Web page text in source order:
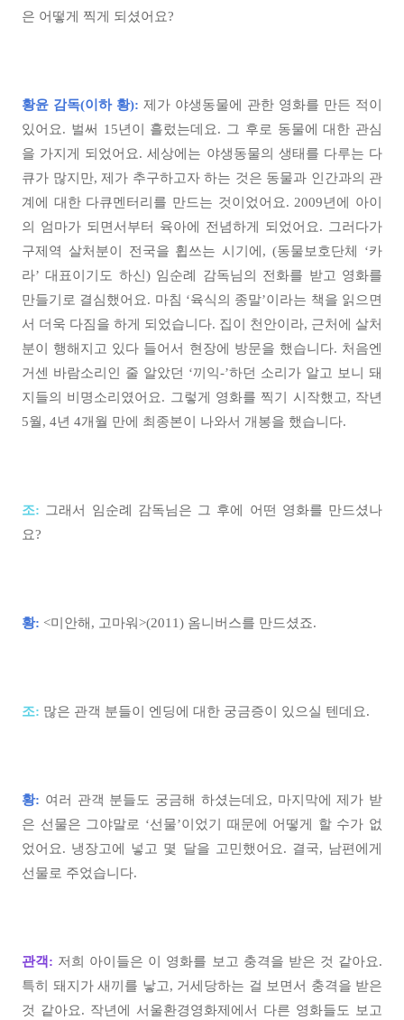
은 어떻게 찍게 되셨어요?
황윤 감독(이하 황): 제가 야생동물에 관한 영화를 만든 적이
있어요. 벌써 15년이 흘렀는데요. 그 후로 동물에 대한 관심
을 가지게 되었어요. 세상에는 야생동물의 생태를 다루는 다
큐가 많지만, 제가 추구하고자 하는 것은 동물과 인간과의 관
계에 대한 다큐멘터리를 만드는 것이었어요. 2009년에 아이
의 엄마가 되면서부터 육아에 전념하게 되었어요. 그러다가
구제역 살처분이 전국을 휩쓰는 시기에, (동물보호단체 ‘카
라’ 대표이기도 하신) 임순례 감독님의 전화를 받고 영화를
만들기로 결심했어요. 마침 ‘육식의 종말’이라는 책을 읽으면
서 더욱 다짐을 하게 되었습니다. 집이 천안이라, 근처에 살처
분이 행해지고 있다 들어서 현장에 방문을 했습니다. 처음엔
거센 바람소리인 줄 알았던 ‘끼익-’하던 소리가 알고 보니 돼
지들의 비명소리였어요. 그렇게 영화를 찍기 시작했고, 작년
5월, 4년 4개월 만에 최종본이 나와서 개봉을 했습니다.
조: 그래서 임순례 감독님은 그 후에 어떤 영화를 만드셨나
요?
황: <미안해, 고마워>(2011) 옴니버스를 만드셨죠.
조: 많은 관객 분들이 엔딩에 대한 궁금증이 있으실 텐데요.
황: 여러 관객 분들도 궁금해 하셨는데요, 마지막에 제가 받
은 선물은 그야말로 ‘선물’이었기 때문에 어떻게 할 수가 없
었어요. 냉장고에 넣고 몇 달을 고민했어요. 결국, 남편에게
선물로 주었습니다.
관객: 저희 아이들은 이 영화를 보고 충격을 받은 것 같아요.
특히 돼지가 새끼를 낳고, 거세당하는 걸 보면서 충격을 받은
것 같아요. 작년에 서울환경영화제에서 다른 영화들도 보고